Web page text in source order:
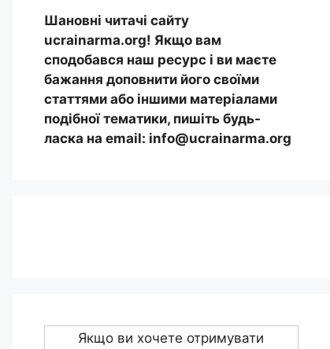
Шановні читачі сайту
ucrainarma.org! Якщо вам
сподобався наш ресурс і ви маєте
бажання доповнити його своїми
статтями або іншими матеріалами
подібної тематики, пишіть будь-
ласка на email: info@ucrainarma.org
Якщо ви хочете отримувати